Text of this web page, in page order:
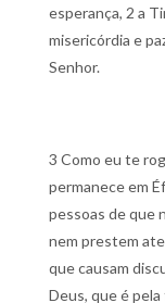
esperança, 2 a
misericórdia e
Senhor.
3 Como eu te
permanece em
pessoas de que
nem prestem
que causam
Deus, que é pela